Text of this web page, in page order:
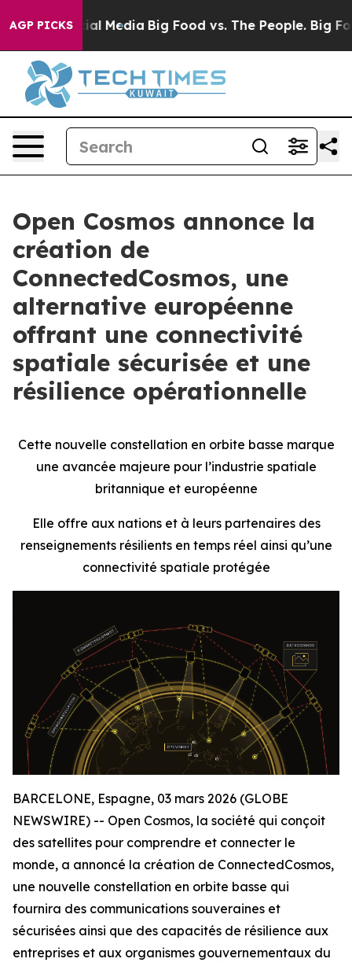
AGP PICKS
on Social Media Big Food vs. The People. Big
Open Cosmos annonce la
création de
ConnectedCosmos, une
alternative européenne
offrant une connectivité
spatiale sécurisée et une
résilience opérationnelle
Cette nouvelle constellation en orbite basse marque
une avancée majeure pour l’industrie spatiale
britannique et européenne
Elle offre aux nations et à leurs partenaires des
renseignements résilients en temps réel ainsi qu’une
connectivité spatiale protégée
BARCELONE, Espagne, 03 mars 2026 (GLOBE
NEWSWIRE) -- Open Cosmos, la société qui conçoit
des satellites pour comprendre et connecter le
monde, a annoncé la création de ConnectedCosmos,
une nouvelle constellation en orbite basse qui
fournira des communications souveraines et
sécurisées ainsi que des capacités de résilience aux
entreprises et aux organismes gouvernementaux du